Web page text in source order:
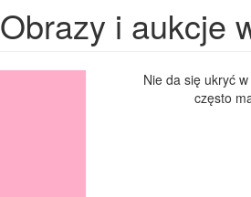
Obrazy i aukcje
Nie da się ukryć
często